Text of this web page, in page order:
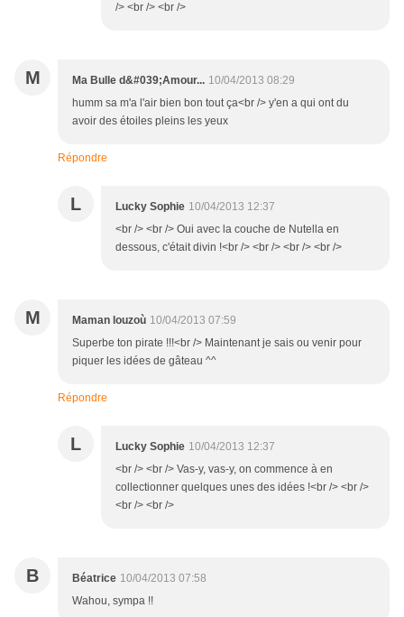
/> <br /> <br />
M Ma Bulle d&#039;Amour... 10/04/2013 08:29
humm sa m'a l'air bien bon tout ça<br /> y'en a qui ont du
avoir des étoiles pleins les yeux
Répondre
L Lucky Sophie 10/04/2013 12:37
<br /> <br /> Oui avec la couche de Nutella en
dessous, c'était divin !<br /> <br /> <br /> <br />
M Maman louzoù 10/04/2013 07:59
Superbe ton pirate !!!<br /> Maintenant je sais ou venir pour
piquer les idées de gâteau ^^
Répondre
L Lucky Sophie 10/04/2013 12:37
<br /> <br /> Vas-y, vas-y, on commence à en
collectionner quelques unes des idées !<br /> <br />
<br /> <br />
B Béatrice 10/04/2013 07:58
Wahou, sympa !!